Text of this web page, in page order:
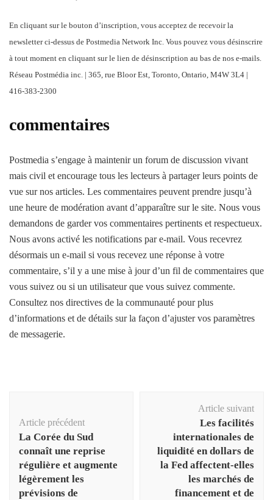
En cliquant sur le bouton d’inscription, vous acceptez de recevoir la
newsletter ci-dessus de Postmedia Network Inc. Vous pouvez vous désinscrire
à tout moment en cliquant sur le lien de désinscription au bas de nos e-mails.
Réseau Postmédia inc. | 365, rue Bloor Est, Toronto, Ontario, M4W 3L4 |
416-383-2300
commentaires
Postmedia s’engage à maintenir un forum de discussion vivant
mais civil et encourage tous les lecteurs à partager leurs points de
vue sur nos articles. Les commentaires peuvent prendre jusqu’à
une heure de modération avant d’apparaître sur le site. Nous vous
demandons de garder vos commentaires pertinents et respectueux.
Nous avons activé les notifications par e-mail. Vous recevrez
désormais un e-mail si vous recevez une réponse à votre
commentaire, s’il y a une mise à jour d’un fil de commentaires que
vous suivez ou si un utilisateur que vous suivez commente.
Consultez nos directives de la communauté pour plus
d’informations et de détails sur la façon d’ajuster vos paramètres
de messagerie.
d'article
Article précédent
La Corée du Sud
connaît une reprise
régulière et augmente
légèrement les
prévisions de
Article suivant
Les facilités
internationales de
liquidité en dollars de
la Fed affectent-elles
les marchés de
financement et de